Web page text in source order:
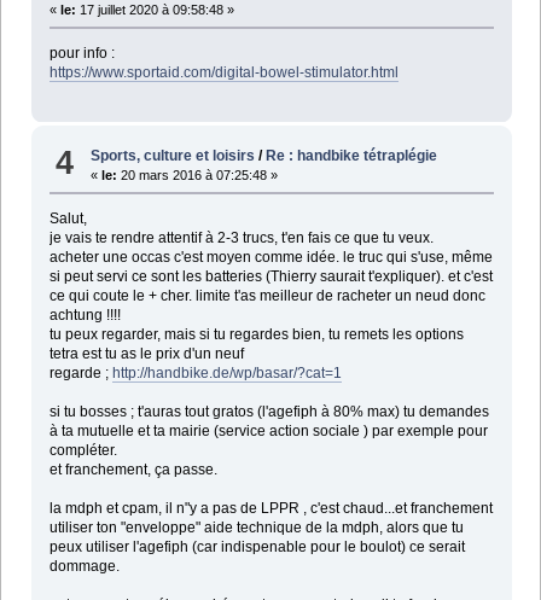
« le: 17 juillet 2020 à 09:58:48 »
pour info :
https://www.sportaid.com/digital-bowel-stimulator.html
4 Sports, culture et loisirs / Re : handbike tétraplégie
« le: 20 mars 2016 à 07:25:48 »
Salut,
je vais te rendre attentif à 2-3 trucs, t'en fais ce que tu veux.
acheter une occas c'est moyen comme idée. le truc qui s'use, même
si peut servi ce sont les batteries (Thierry saurait t'expliquer). et c'est
ce qui coute le + cher. limite t'as meilleur de racheter un neud donc
achtung !!!!
tu peux regarder, mais si tu regardes bien, tu remets les options
tetra est tu as le prix d'un neuf
regarde ; http://handbike.de/wp/basar/?cat=1
si tu bosses ; t'auras tout gratos (l'agefiph à 80% max) tu demandes
à ta mutuelle et ta mairie (service action sociale ) par exemple pour
compléter.
et franchement, ça passe.
la mdph et cpam, il n"y a pas de LPPR , c'est chaud...et franchement
utiliser ton "enveloppe" aide technique de la mdph, alors que tu
peux utiliser l'agefiph (car indispenable pour le boulot) ce serait
dommage.